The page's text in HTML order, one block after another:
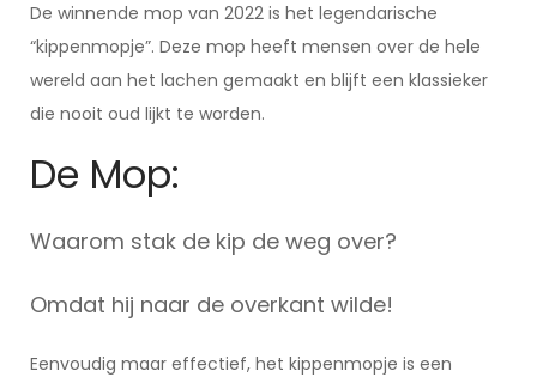
De winnende mop van 2022 is het legendarische
“kippenmopje”. Deze mop heeft mensen over de hele
wereld aan het lachen gemaakt en blijft een klassieker
die nooit oud lijkt te worden.
De Mop:
Waarom stak de kip de weg over?
Omdat hij naar de overkant wilde!
Eenvoudig maar effectief, het kippenmopje is een